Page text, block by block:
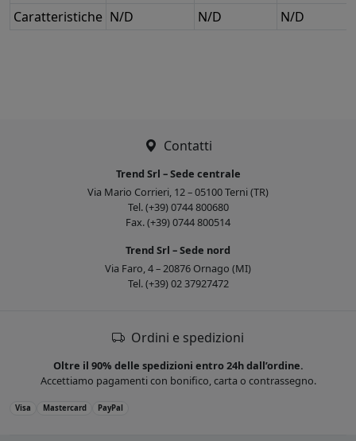
Caratteristiche N/D N/D N/D
Contatti
Trend Srl – Sede centrale
Via Mario Corrieri, 12 – 05100 Terni (TR)
Tel. (+39) 0744 800680
Fax. (+39) 0744 800514
Trend Srl – Sede nord
Via Faro, 4 – 20876 Ornago (MI)
Tel. (+39) 02 37927472
Ordini e spedizioni
Oltre il 90% delle spedizioni entro 24h dall’ordine.
Accettiamo pagamenti con bonifico, carta o contrassegno.
Visa Mastercard PayPal